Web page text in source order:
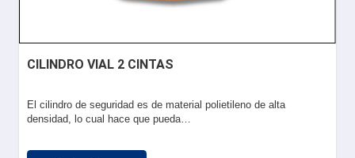
CILINDRO VIAL 2 CINTAS
El cilindro de seguridad es de material polietileno de alta
densidad, lo cual hace que pueda…